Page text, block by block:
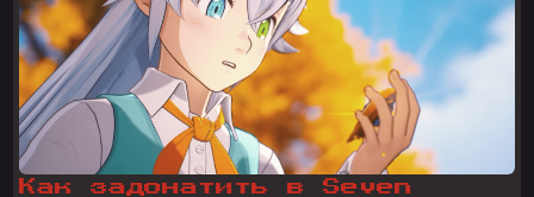
Как задонатить в Seven